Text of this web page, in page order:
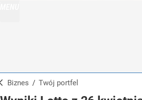
Biznes / Twój portfel